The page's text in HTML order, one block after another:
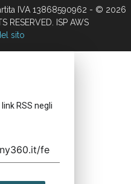
IVA 13868590962 - © 2026
RESERVED. ISP AWS
sito
RSS negli